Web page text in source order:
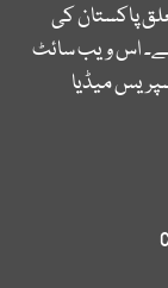
پاکستان کی
اس ویب سائٹ
میڈیا